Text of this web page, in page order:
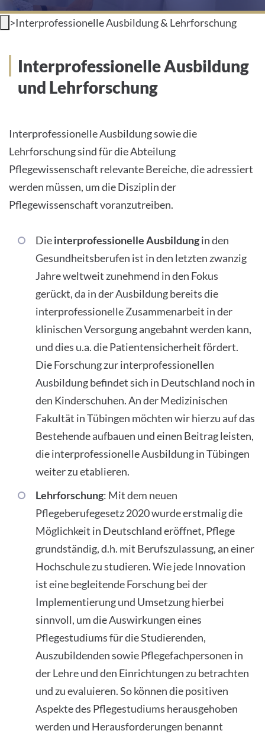
INTERNATIONALE PATIENTEN
LEICHTE SPRACHE
Deutsch
Impressum
Datenschutz
>Interprofessionelle Ausbildung & Lehrforschung
Interprofessionelle Ausbildung
und Lehrforschung
Interprofessionelle Ausbildung sowie die
Lehrforschung sind für die Abteilung
Pflegewissenschaft relevante Bereiche, die adressiert
werden müssen, um die Disziplin der
Pflegewissenschaft voranzutreiben.
Dieinterprofessionelle Ausbildungin den
Gesundheitsberufen ist in den letzten zwanzig
Jahre weltweit zunehmend in den Fokus
gerückt, da in der Ausbildung bereits die
interprofessionelle Zusammenarbeit in der
klinischen Versorgung angebahnt werden kann,
und dies u.a. die Patientensicherheit fördert.
Die Forschung zur interprofessionellen
Ausbildung befindet sich in Deutschland noch in
den Kinderschuhen. An der Medizinischen
Fakultät in Tübingen möchten wir hierzu auf das
Bestehende aufbauen und einen Beitrag leisten,
die interprofessionelle Ausbildung in Tübingen
weiter zu etablieren.
Lehrforschung: Mit dem neuen
Pflegeberufegesetz 2020 wurde erstmalig die
Möglichkeit in Deutschland eröffnet, Pflege
grundständig, d.h. mit Berufszulassung, an einer
Hochschule zu studieren. Wie jede Innovation
ist eine begleitende Forschung bei der
Implementierung und Umsetzung hierbei
sinnvoll, um die Auswirkungen eines
Pflegestudiums für die Studierenden,
Auszubildenden sowie Pflegefachpersonen in
der Lehre und den Einrichtungen zu betrachten
und zu evaluieren. So können die positiven
Aspekte des Pflegestudiums herausgehoben
werden und Herausforderungen benannt